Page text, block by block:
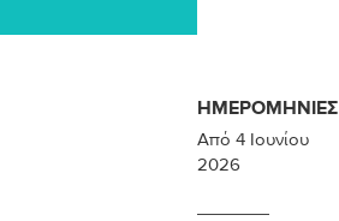
ΗΜΕΡΟΜΗΝΊΕΣ
Από 4 Ιουνίου
2026